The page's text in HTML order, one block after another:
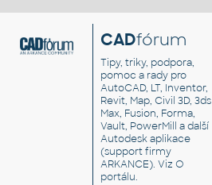
CADfórum
Tipy, triky, podpora,
pomoc a rady pro
AutoCAD, LT, Inventor,
Revit, Map, Civil 3D, 3ds
Max, Fusion, Forma,
Vault, PowerMill a další
Autodesk aplikace
(support firmy
ARKANCE). VizO
portálu.